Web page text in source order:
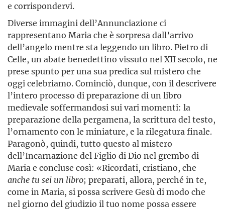
e corrispondervi.
Diverse immagini dell’Annunciazione ci
rappresentano Maria che è sorpresa dall’arrivo
dell’angelo mentre sta leggendo un libro. Pietro di
Celle, un abate benedettino vissuto nel XII secolo, ne
prese spunto per una sua predica sul mistero che
oggi celebriamo. Cominciò, dunque, con il descrivere
l’intero processo di preparazione di un libro
medievale soffermandosi sui vari momenti: la
preparazione della pergamena, la scrittura del testo,
l’ornamento con le miniature, e la rilegatura finale.
Paragonò, quindi, tutto questo al mistero
dell’Incarnazione del Figlio di Dio nel grembo di
Maria e concluse così: «Ricordati, cristiano, che
anche tu sei un libro; preparati, allora, perché in te,
come in Maria, si possa scrivere Gesù di modo che
nel giorno del giudizio il tuo nome possa essere